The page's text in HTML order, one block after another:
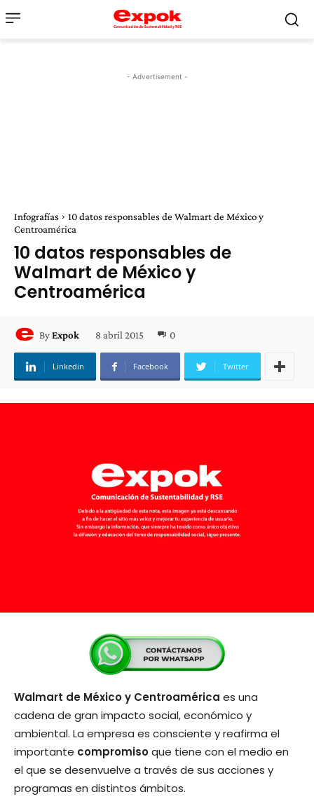
- Advertisement -
Infografías
10 datos responsables de Walmart de México y
Centroamérica
10 datos responsables de
Walmart de México y
Centroamérica
ByExpok 8 abril 2015 0
Linkedin Facebook Twitter
Walmart de México y Centroamérica es una
cadena de gran impacto social, económico y
ambiental. La empresa es consciente y reafirma el
importante compromisoque tiene con el medio en
el que se desenvuelve a través de sus acciones y
programas en distintos ámbitos.